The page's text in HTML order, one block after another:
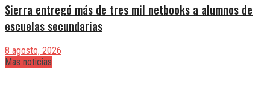
Sierra entregó más de tres mil netbooks a alumnos de
escuelas secundarias
8 agosto, 2026
Mas noticias